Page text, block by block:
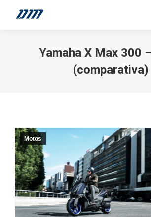
Yamaha X Max 300
(comparativa)
Motos